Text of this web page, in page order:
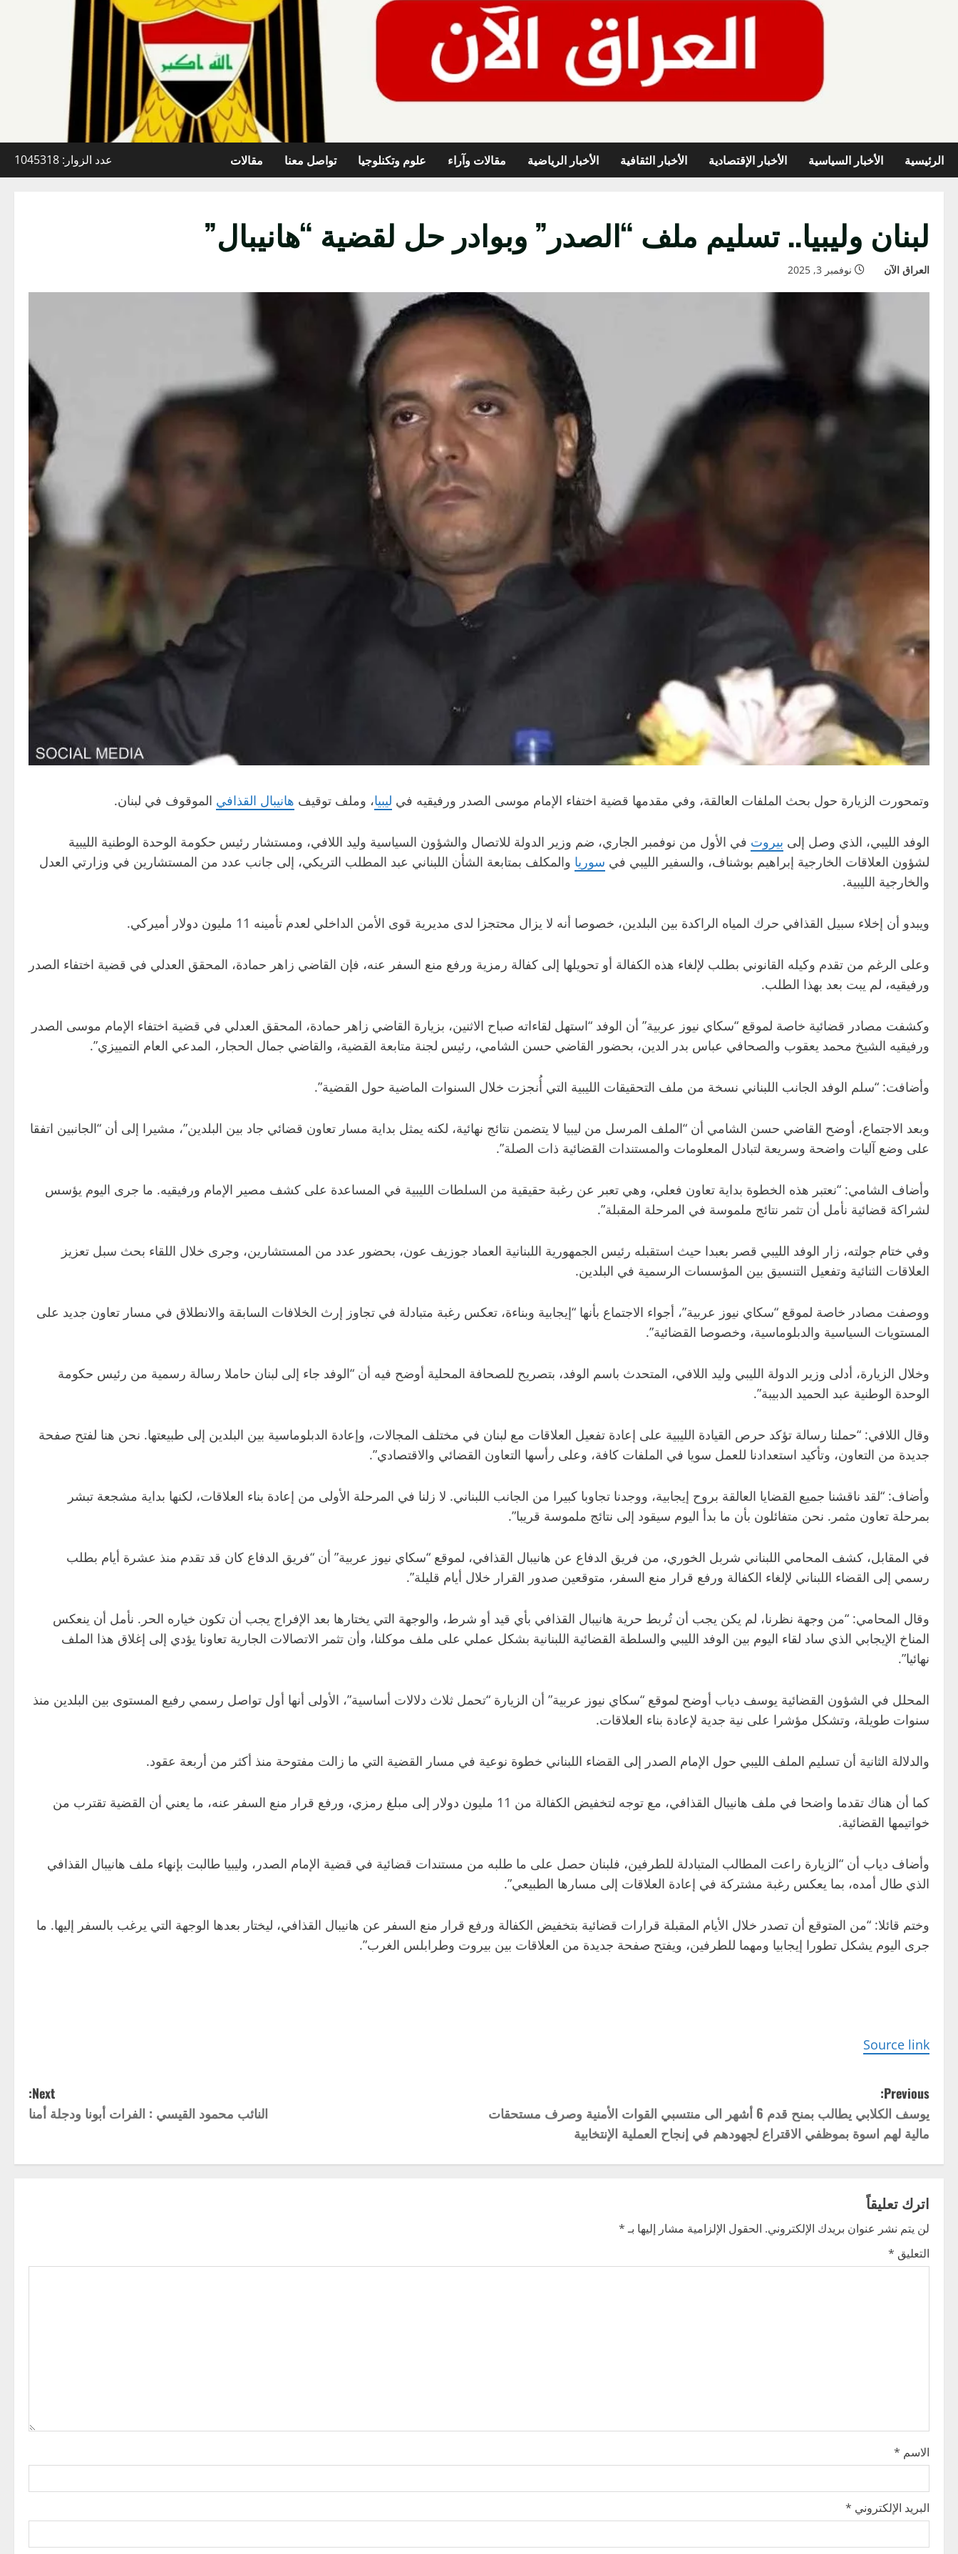
الرئيسية الأخبار السياسية الأخبار الإقتصادية الأخبار الثقافية الأخبار الرياضية مقالات وآراء علوم وتكنلوجيا تواصل معنا مقالات عدد الزوار: 1045318
لبنان وليبيا.. تسليم ملف “الصدر” وبوادر حل لقضية “هانيبال”
العراق الآن نوفمبر 3, 2025
وتمحورت الزيارة حول بحث الملفات العالقة، وفي مقدمها قضية اختفاء الإمام موسى الصدر ورفيقيه في ليبيا، وملف توقيف هانيبال القذافي الموقوف في لبنان.
الوفد الليبي، الذي وصل إلى بيروت في الأول من نوفمبر الجاري، ضم وزير الدولة للاتصال والشؤون السياسية وليد اللافي، ومستشار رئيس حكومة الوحدة الوطنية الليبية
لشؤون العلاقات الخارجية إبراهيم بوشناف، والسفير الليبي في سوريا والمكلف بمتابعة الشأن اللبناني عبد المطلب التريكي، إلى جانب عدد من المستشارين في وزارتي العدل
والخارجية الليبية.
ويبدو أن إخلاء سبيل القذافي حرك المياه الراكدة بين البلدين، خصوصا أنه لا يزال محتجزا لدى مديرية قوى الأمن الداخلي لعدم تأمينه 11 مليون دولار أميركي.
وعلى الرغم من تقدم وكيله القانوني بطلب لإلغاء هذه الكفالة أو تحويلها إلى كفالة رمزية ورفع منع السفر عنه، فإن القاضي زاهر حمادة، المحقق العدلي في قضية اختفاء الصدر
ورفيقيه، لم يبت بعد بهذا الطلب.
وكشفت مصادر قضائية خاصة لموقع “سكاي نيوز عربية” أن الوفد “استهل لقاءاته صباح الاثنين، بزيارة القاضي زاهر حمادة، المحقق العدلي في قضية اختفاء الإمام موسى الصدر
ورفيقيه الشيخ محمد يعقوب والصحافي عباس بدر الدين، بحضور القاضي حسن الشامي، رئيس لجنة متابعة القضية، والقاضي جمال الحجار، المدعي العام التمييزي”.
وأضافت: “سلم الوفد الجانب اللبناني نسخة من ملف التحقيقات الليبية التي أُنجزت خلال السنوات الماضية حول القضية”.
وبعد الاجتماع، أوضح القاضي حسن الشامي أن “الملف المرسل من ليبيا لا يتضمن نتائج نهائية، لكنه يمثل بداية مسار تعاون قضائي جاد بين البلدين”، مشيرا إلى أن “الجانبين اتفقا
على وضع آليات واضحة وسريعة لتبادل المعلومات والمستندات القضائية ذات الصلة”.
وأضاف الشامي: “نعتبر هذه الخطوة بداية تعاون فعلي، وهي تعبر عن رغبة حقيقية من السلطات الليبية في المساعدة على كشف مصير الإمام ورفيقيه. ما جرى اليوم يؤسس
لشراكة قضائية نأمل أن تثمر نتائج ملموسة في المرحلة المقبلة”.
وفي ختام جولته، زار الوفد الليبي قصر بعبدا حيث استقبله رئيس الجمهورية اللبنانية العماد جوزيف عون، بحضور عدد من المستشارين، وجرى خلال اللقاء بحث سبل تعزيز
العلاقات الثنائية وتفعيل التنسيق بين المؤسسات الرسمية في البلدين.
ووصفت مصادر خاصة لموقع “سكاي نيوز عربية”، أجواء الاجتماع بأنها “إيجابية وبناءة، تعكس رغبة متبادلة في تجاوز إرث الخلافات السابقة والانطلاق في مسار تعاون جديد على
المستويات السياسية والدبلوماسية، وخصوصا القضائية”.
وخلال الزيارة، أدلى وزير الدولة الليبي وليد اللافي، المتحدث باسم الوفد، بتصريح للصحافة المحلية أوضح فيه أن “الوفد جاء إلى لبنان حاملا رسالة رسمية من رئيس حكومة
الوحدة الوطنية عبد الحميد الدبيبة”.
وقال اللافي: “حملنا رسالة تؤكد حرص القيادة الليبية على إعادة تفعيل العلاقات مع لبنان في مختلف المجالات، وإعادة الدبلوماسية بين البلدين إلى طبيعتها. نحن هنا لفتح صفحة
جديدة من التعاون، وتأكيد استعدادنا للعمل سويا في الملفات كافة، وعلى رأسها التعاون القضائي والاقتصادي”.
وأضاف: “لقد ناقشنا جميع القضايا العالقة بروح إيجابية، ووجدنا تجاوبا كبيرا من الجانب اللبناني. لا زلنا في المرحلة الأولى من إعادة بناء العلاقات، لكنها بداية مشجعة تبشر
بمرحلة تعاون مثمر. نحن متفائلون بأن ما بدأ اليوم سيقود إلى نتائج ملموسة قريبا”.
في المقابل، كشف المحامي اللبناني شربل الخوري، من فريق الدفاع عن هانيبال القذافي، لموقع “سكاي نيوز عربية” أن “فريق الدفاع كان قد تقدم منذ عشرة أيام بطلب
رسمي إلى القضاء اللبناني لإلغاء الكفالة ورفع قرار منع السفر، متوقعين صدور القرار خلال أيام قليلة”.
وقال المحامي: “من وجهة نظرنا، لم يكن يجب أن تُربط حرية هانيبال القذافي بأي قيد أو شرط، والوجهة التي يختارها بعد الإفراج يجب أن تكون خياره الحر. نأمل أن ينعكس
المناخ الإيجابي الذي ساد لقاء اليوم بين الوفد الليبي والسلطة القضائية اللبنانية بشكل عملي على ملف موكلنا، وأن تثمر الاتصالات الجارية تعاونا يؤدي إلى إغلاق هذا الملف
نهائيا”.
المحلل في الشؤون القضائية يوسف دياب أوضح لموقع “سكاي نيوز عربية” أن الزيارة “تحمل ثلاث دلالات أساسية”، الأولى أنها أول تواصل رسمي رفيع المستوى بين البلدين منذ
سنوات طويلة، وتشكل مؤشرا على نية جدية لإعادة بناء العلاقات.
والدلالة الثانية أن تسليم الملف الليبي حول الإمام الصدر إلى القضاء اللبناني خطوة نوعية في مسار القضية التي ما زالت مفتوحة منذ أكثر من أربعة عقود.
كما أن هناك تقدما واضحا في ملف هانيبال القذافي، مع توجه لتخفيض الكفالة من 11 مليون دولار إلى مبلغ رمزي، ورفع قرار منع السفر عنه، ما يعني أن القضية تقترب من
خواتيمها القضائية.
وأضاف دياب أن “الزيارة راعت المطالب المتبادلة للطرفين، فلبنان حصل على ما طلبه من مستندات قضائية في قضية الإمام الصدر، وليبيا طالبت بإنهاء ملف هانيبال القذافي
الذي طال أمده، بما يعكس رغبة مشتركة في إعادة العلاقات إلى مسارها الطبيعي”.
وختم قائلا: “من المتوقع أن تصدر خلال الأيام المقبلة قرارات قضائية بتخفيض الكفالة ورفع قرار منع السفر عن هانيبال القذافي، ليختار بعدها الوجهة التي يرغب بالسفر إليها. ما
جرى اليوم يشكل تطورا إيجابيا ومهما للطرفين، ويفتح صفحة جديدة من العلاقات بين بيروت وطرابلس الغرب”.
Source link
P
o
s
n
a
v
i
o
n
Previous:
يوسف الكلابي يطالب بمنح قدم 6 أشهر الى منتسبي القوات الأمنية وصرف مستحقات
مالية لهم اسوة بموظفي الاقتراع لجهودهم في إنجاح العملية الإنتخابية
Next:
النائب محمود القيسي : الفرات أبونا ودجلة أمنا
اترك تعليقاً
لن يتم نشر عنوان بريدك الإلكتروني. الحقول الإلزامية مشار إليها بـ*
التعليق *
الاسم *
البريد الإلكتروني *